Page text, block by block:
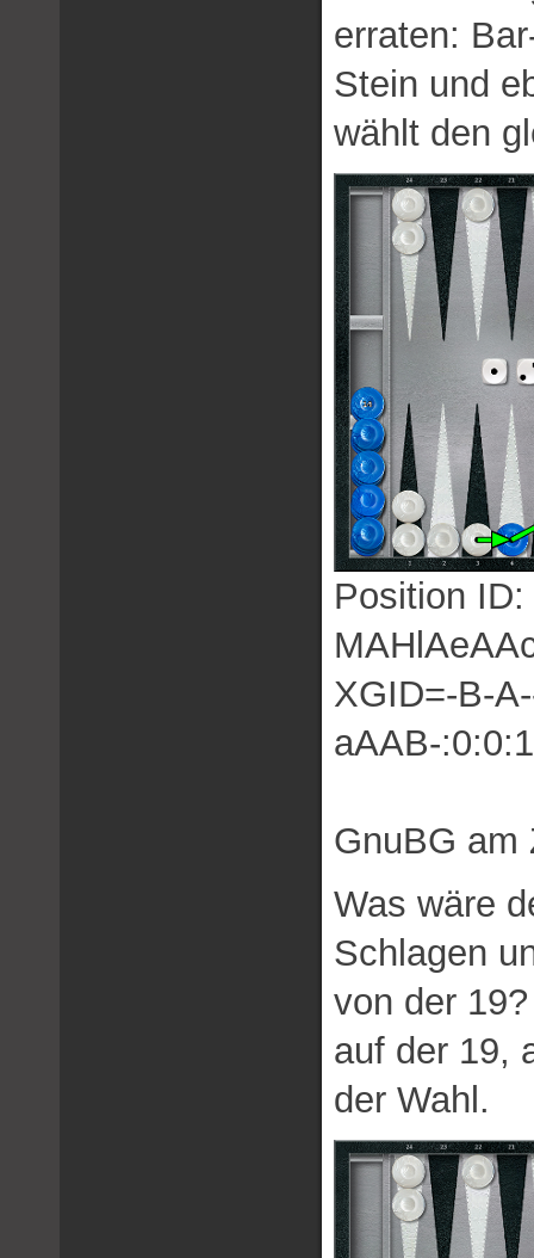
erraten:
Stein und
wählt den
Position
XGID=-B-
aAAB-
GnuBG am
Was wäre
Schlagen
von der
auf der 19,
der Wahl.